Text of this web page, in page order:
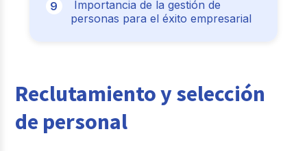
Importancia de la gestión de
personas para el éxito empresarial
Reclutamiento y selección
de personal